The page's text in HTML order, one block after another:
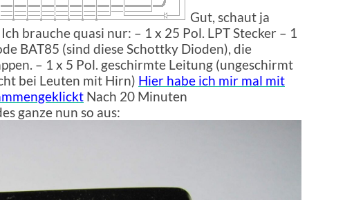
Gut, schaut ja
brauche quasi nur: – 1 x 25 Pol. LPT Stecker – 1
BAT85 (sind diese Schottky Dioden), die
– 1 x 5 Pol. geschirmte Leitung (ungeschirmt
bei Leuten mit Hirn) Hier habe ich mir mal mit
Nach 20 Minuten
ganze nun so aus: